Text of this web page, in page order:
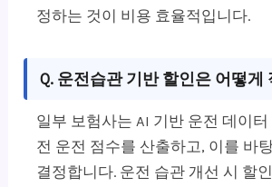
정하는 것이 비용 효율적입니다.
Q. 운전습관 기반 할인은 어떻게
일부 보험사는 AI 기반 운전 데이
전 운전 점수를 산출하고, 이를 바
결정합니다. 운전 습관 개선 시 할